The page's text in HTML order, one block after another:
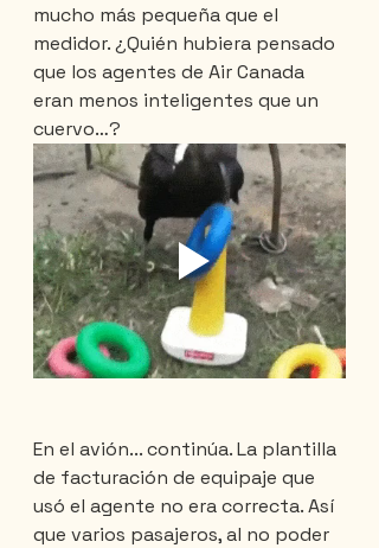
mucho más pequeña que el
medidor. ¿Quién hubiera pensado
que los agentes de Air Canada
eran menos inteligentes que un
cuervo…?
En el avión... continúa. La plantilla
de facturación de equipaje que
usó el agente no era correcta. Así
que varios pasajeros, al no poder